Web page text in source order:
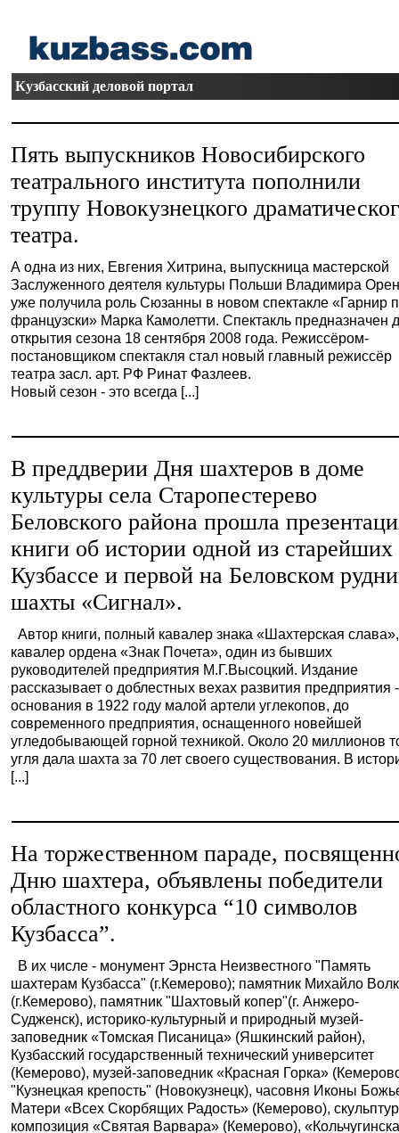
Кузбасский деловой портал
Пять выпускников Новосибирского
театрального института пополнили
труппу Новокузнецкого
театра.
А одна из них, Евгения Хитрина, выпускница мастерской
Заслуженного деятеля культуры Польши Владимира
уже получила роль Сюзанны в новом спектакле «Гарнир
французски» Марка Камолетти. Спектакль предназначен
открытия сезона 18 сентября 2008 года. Режиссёром-
постановщиком спектакля стал новый главный режиссёр
театра засл. арт. РФ Ринат Фазлеев.
Новый сезон - это всегда [...]
В преддверии Дня шахтеров в доме
культуры села Старопестерево
Беловского района прошла
книги об истории одной из старейших
Кузбассе и первой на Беловском
шахты «Сигнал».
Автор книги, полный кавалер знака «Шахтерская слава»,
кавалер ордена «Знак Почета», один из бывших
руководителей предприятия М.Г.Высоцкий. Издание
рассказывает о доблестных вехах развития предприятия
основания в 1922 году малой артели углекопов, до
современного предприятия, оснащенного новейшей
угледобывающей горной техникой. Около 20 миллионов
угля дала шахта за 70 лет своего существования. В
[...]
На торжественном параде,
Дню шахтера, объявлены победители
областного конкурса “10 символов
Кузбасса”.
В их числе - монумент Эрнста Неизвестного "Память
шахтерам Кузбасса" (г.Кемерово); памятник Михайло
(г.Кемерово), памятник "Шахтовый копер"(г. Анжеро-
Судженск), историко-культурный и природный музей-
заповедник «Томская Писаница» (Яшкинский район),
Кузбасский государственный технический университет
(Кемерово), музей-заповедник «Красная Горка»
"Кузнецкая крепость" (Новокузнецк), часовня Иконы
Матери «Всех Скорбящих Радость» (Кемерово),
композиция «Святая Варвара» (Кемерово),